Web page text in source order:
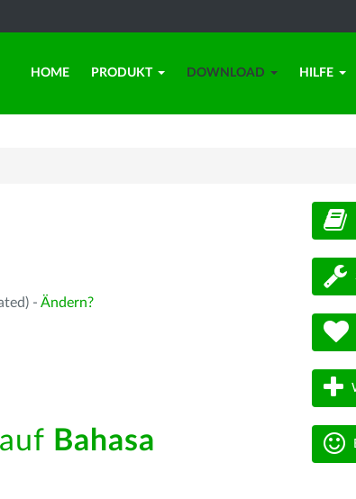
HOME PRODUKT DOWNLOAD HILFE
- Ändern?
Bahasa